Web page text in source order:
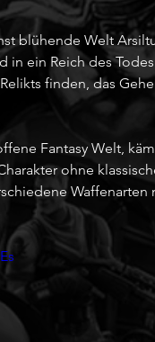
blühende Welt
in ein Reich des
finden, das
Fantasy Welt,
ohne